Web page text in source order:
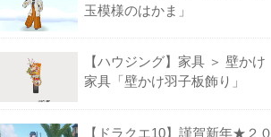
玉模様のはかま」
【ハウジング】家具 ＞ 壁かけ
家具「壁かけ羽子板飾り」
【ドラクエ10】謹賀新年★２０